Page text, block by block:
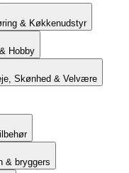
& Køkkenudstyr
Hobby
Skønhed & Velvære
& bryggers